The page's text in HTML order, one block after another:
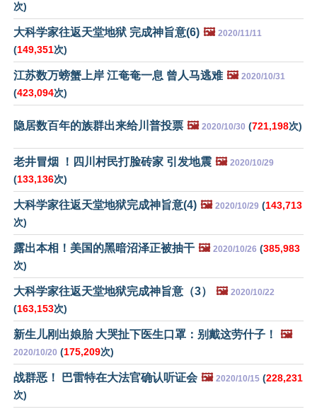
次)
大科学家往返天堂地狱 完成神旨意(6) 🖼️ 2020/11/11
(149,351次)
江苏数万螃蟹上岸 江奄奄一息 曾人马逃难 🖼️ 2020/10/31
(423,094次)
隐居数百年的族群出来给川普投票 🖼️ 2020/10/30 (721,198次)
老井冒烟 ！四川村民打脸砖家 引发地震 🖼️ 2020/10/29
(133,136次)
大科学家往返天堂地狱完成神旨意(4) 🖼️ 2020/10/29 (143,713
次)
露出本相！美国的黑暗沼泽正被抽干 🖼️ 2020/10/26 (385,983
次)
大科学家往返天堂地狱完成神旨意（3） 🖼️ 2020/10/22
(163,153次)
新生儿刚出娘胎 大哭扯下医生口罩：别戴这劳什子！ 🖼️
2020/10/20 (175,209次)
战群恶！ 巴雷特在大法官确认听证会 🖼️ 2020/10/15 (228,231
次)